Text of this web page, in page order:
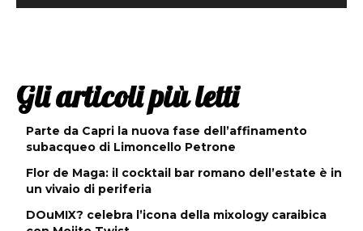
Gli articoli più letti
Parte da Capri la nuova fase dell’affinamento
subacqueo di Limoncello Petrone
Flor de Maga: il cocktail bar romano dell’estate è in
un vivaio di periferia
DOuMIX? celebra l’icona della mixology caraibica